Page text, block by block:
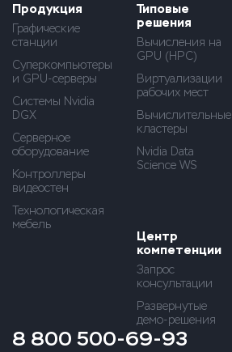
Продукция
Графические
станции
Суперкомпьютеры
и GPU-серверы
Системы Nvidia
DGX
Серверное
оборудование
Контроллеры
видеостен
Технологическая
мебель
Типовые
решения
Вычисления на
GPU (HPC)
Виртуализации
рабочих мест
Вычислительные
кластеры
Nvidia Data
Science WS
Центр
компетенции
Запрос
консультации
Развернутые
демо-решения
8 800 500-69-93